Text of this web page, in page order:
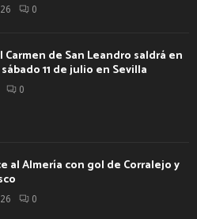
0
Carmen de San Leandro saldrá en
11 de julio en Sevilla
0
al Almería con gol de Corralejo y
0